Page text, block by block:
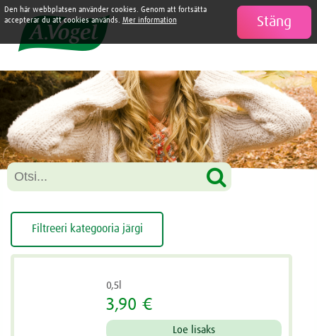

Filtreeri kategooria järgi
0,5l
3,90 €
Loe lisaks
Stäng
Den här webbplatsen använder cookies. Genom att fortsätta
accepterar du att cookies används. Mer information